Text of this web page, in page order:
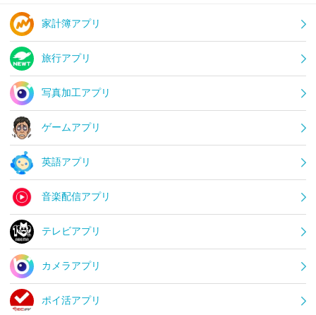
家計簿アプリ
旅行アプリ
写真加工アプリ
ゲームアプリ
英語アプリ
音楽配信アプリ
テレビアプリ
カメラアプリ
ポイ活アプリ